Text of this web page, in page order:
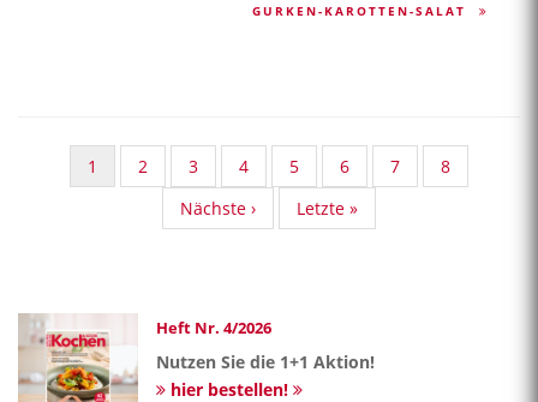
GURKEN-KAROTTEN-SALAT
Aktuelle
Seite
1
Standard
Taxonomy
2
Standard
Taxonomy
Seite
3
Standard
Taxonomy
Seite
4
Standard
Taxonomy
Seite
5
Standard
Taxonomy
Seite
6
Standard
Taxonomy
7
Standard
Taxonomy
8
Nächste
Seite
Nächste ›
Last
page
Letzte »
Heft Nr. 4/2026
Nutzen Sie die 1+1 Aktion!
hier bestellen!